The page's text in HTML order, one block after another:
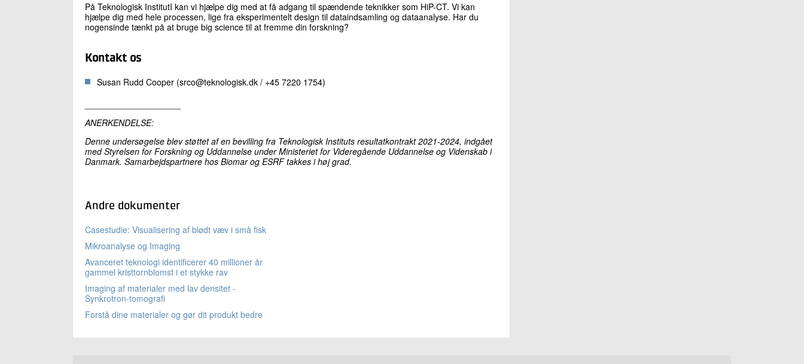
På Teknologisk InstitutI kan vi hjælpe dig med at få adgang til spændende teknikker som HiP-CT. Vi kan
hjælpe dig med hele processen, lige fra eksperimentelt design til dataindsamling og dataanalyse. Har du
nogensinde tænkt på at bruge big science til at fremme din forskning?
Kontakt os
Susan Rudd Cooper (srco@teknologisk.dk / +45 7220 1754)
ANERKENDELSE:
Denne undersøgelse blev støttet af en bevilling fra Teknologisk Instituts resultatkontrakt 2021-2024, indgået
med Styrelsen for Forskning og Uddannelse under Ministeriet for Videregående Uddannelse og Videnskab i
Danmark. Samarbejdspartnere hos Biomar og ESRF takkes i høj grad.
Andre dokumenter
Casestudie: Visualisering af blødt væv i små fisk
Mikroanalyse og Imaging
Avanceret teknologi identificerer 40 millioner år
gammel kristtornblomst i et stykke rav
Imaging af materialer med lav densitet -
Synkrotron-tomografi
Forstå dine materialer og gør dit produkt bedre